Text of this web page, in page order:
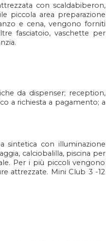
con scaldabiberon,
piccola area preparazione
e cena, vengono forniti
fasciatoio, vaschette per
da dispenser; reception,
a richiesta a pagamento; a
sintetica con illuminazione
calciobalilla, piscina per
Per i più piccoli vengono
attrezzate. Mini Club 3 -12